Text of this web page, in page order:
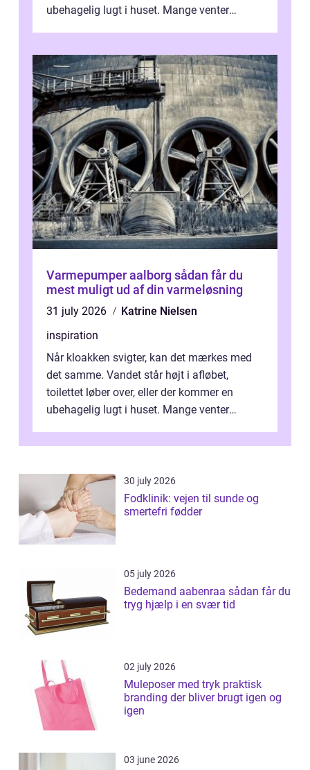
ubehagelig lugt i huset. Mange venter
Varmepumper aalborg sådan får du
mest muligt ud af din varmeløsning
31 july 2026
Katrine Nielsen
inspiration
Når kloakken svigter, kan det mærkes med
det samme. Vandet står højt i afløbet,
toilettet løber over, eller der kommer en
ubehagelig lugt i huset. Mange venter
30 july 2026
Fodklinik: vejen til sunde og
smertefri fødder
05 july 2026
Bedemand aabenraa sådan får du
tryg hjælp i en svær tid
02 july 2026
Muleposer med tryk praktisk
branding der bliver brugt igen og
igen
03 june 2026